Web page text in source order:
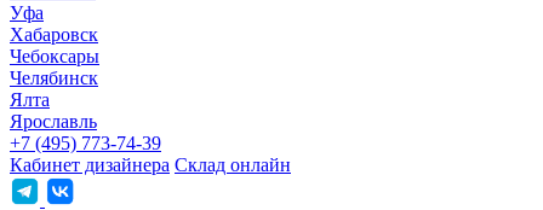
Уфа
Хабаровск
Чебоксары
Челябинск
Ялта
Ярославль
+7 (495) 773-74-39
Кабинет дизайнера Склад онлайн